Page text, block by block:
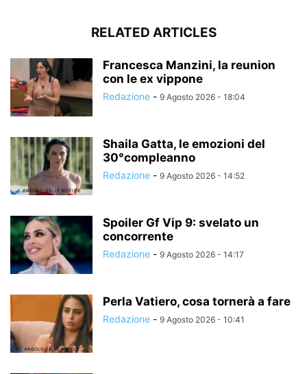
RELATED ARTICLES
Francesca Manzini, la reunion
con le ex vippone
Redazione - 9 Agosto 2026 - 18:04
Shaila Gatta, le emozioni del
30°compleanno
Redazione - 9 Agosto 2026 - 14:52
Spoiler Gf Vip 9: svelato un
concorrente
Redazione - 9 Agosto 2026 - 14:17
Perla Vatiero, cosa tornerà a fare
Redazione - 9 Agosto 2026 - 10:41